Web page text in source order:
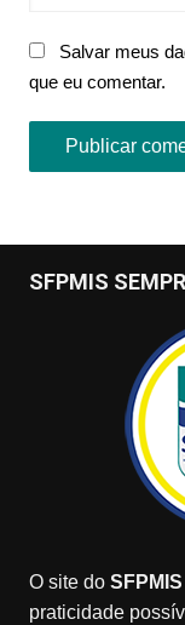
Salvar meus
que eu comentar.
SFPMIS
O site do SFPMIS
praticidade